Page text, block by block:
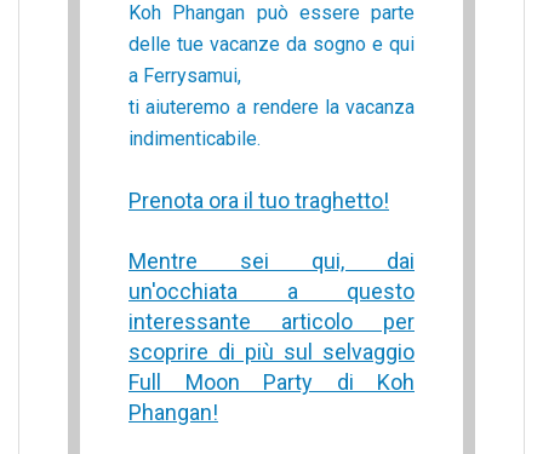
Koh Phangan può essere parte
delle tue vacanze da sogno e qui
a Ferrysamui,
ti aiuteremo a rendere la vacanza
indimenticabile.
Prenota ora il tuo traghetto!
Mentre sei qui, dai
un'occhiata a questo
interessante articolo per
scoprire di più sul selvaggio
Full Moon Party di Koh
Phangan!